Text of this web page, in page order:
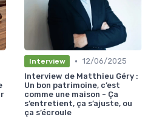
Interview • 12/06/2025
Interview de Matthieu Géry :
Un bon patrimoine, c’est
comme une maison - Ça
s’entretient, ça s’ajuste, ou
ça s’écroule